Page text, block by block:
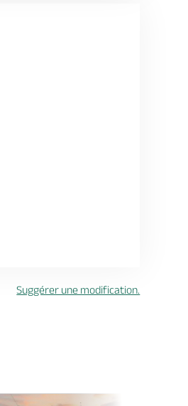
Suggérer une modification.